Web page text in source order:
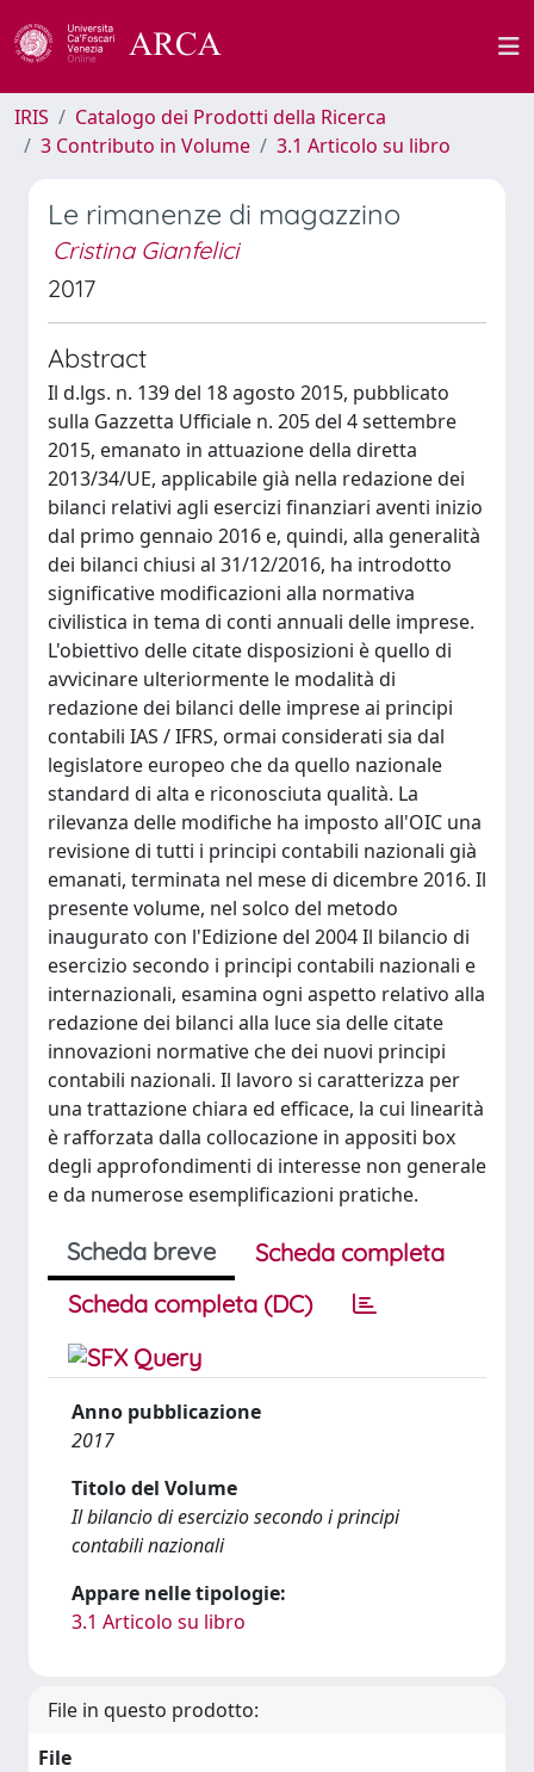
IRIS
Catalogo dei Prodotti della Ricerca
3 Contributo in Volume
3.1 Articolo su libro
Le rimanenze di magazzino
Cristina Gianfelici
2017
Abstract
Il d.lgs. n. 139 del 18 agosto 2015, pubblicato
sulla Gazzetta Ufficiale n. 205 del 4 settembre
2015, emanato in attuazione della diretta
2013/34/UE, applicabile già nella redazione dei
bilanci relativi agli esercizi finanziari aventi inizio
dal primo gennaio 2016 e, quindi, alla generalità
dei bilanci chiusi al 31/12/2016, ha introdotto
significative modificazioni alla normativa
civilistica in tema di conti annuali delle imprese.
L'obiettivo delle citate disposizioni è quello di
avvicinare ulteriormente le modalità di
redazione dei bilanci delle imprese ai principi
contabili IAS / IFRS, ormai considerati sia dal
legislatore europeo che da quello nazionale
standard di alta e riconosciuta qualità. La
rilevanza delle modifiche ha imposto all'OIC una
revisione di tutti i principi contabili nazionali già
emanati, terminata nel mese di dicembre 2016. Il
presente volume, nel solco del metodo
inaugurato con l'Edizione del 2004 Il bilancio di
esercizio secondo i principi contabili nazionali e
internazionali, esamina ogni aspetto relativo alla
redazione dei bilanci alla luce sia delle citate
innovazioni normative che dei nuovi principi
contabili nazionali. Il lavoro si caratterizza per
una trattazione chiara ed efficace, la cui linearità
è rafforzata dalla collocazione in appositi box
degli approfondimenti di interesse non generale
e da numerose esemplificazioni pratiche.
Scheda breve
Scheda completa
Scheda completa (DC)
Anno pubblicazione
2017
Titolo del Volume
Il bilancio di esercizio secondo i principi
contabili nazionali
Appare nelle tipologie:
3.1 Articolo su libro
File in questo prodotto:
File